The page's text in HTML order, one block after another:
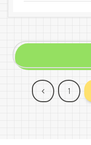
前
1